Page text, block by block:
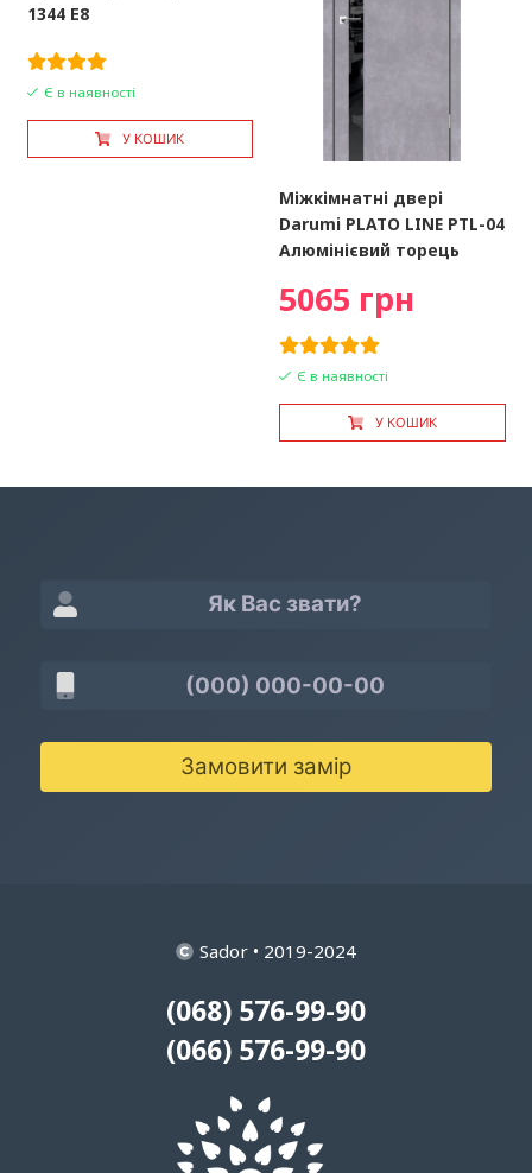
1344 Е8
Є в наявності
У КОШИК
Міжкімнатні двері
Darumi PLATO LINE PTL-04
Алюмінієвий торець
5065 грн
Є в наявності
У КОШИК
Замовити замір
Sador • 2019-2024
(068) 576-99-90
(066) 576-99-90